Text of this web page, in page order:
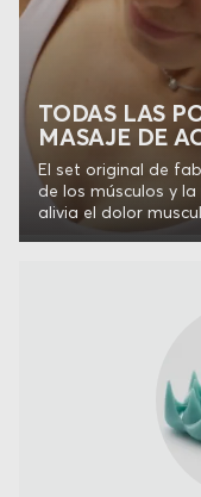
TODAS LAS
MASAJE DE
El set original de
de los músculos y
alivia el dolor